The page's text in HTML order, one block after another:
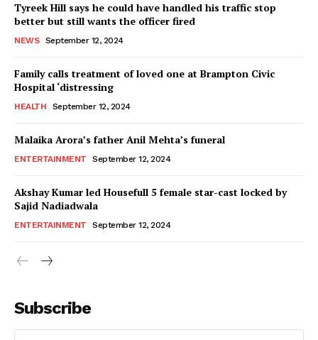
Tyreek Hill says he could have handled his traffic stop
better but still wants the officer fired
NEWS September 12, 2024
Family calls treatment of loved one at Brampton Civic
Hospital ‘distressing
HEALTH September 12, 2024
Malaika Arora’s father Anil Mehta’s funeral
ENTERTAINMENT September 12, 2024
Akshay Kumar led Housefull 5 female star-cast locked by
Sajid Nadiadwala
ENTERTAINMENT September 12, 2024
Subscribe